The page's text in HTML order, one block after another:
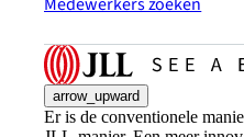
arrow_upward
Er is de conventionele